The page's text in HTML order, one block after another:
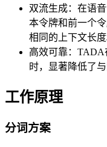
双流生成：在语
本令牌和前一个
相同的上下文长度
高效可靠：TADA
时，显著降低了
工作原理
分词方案